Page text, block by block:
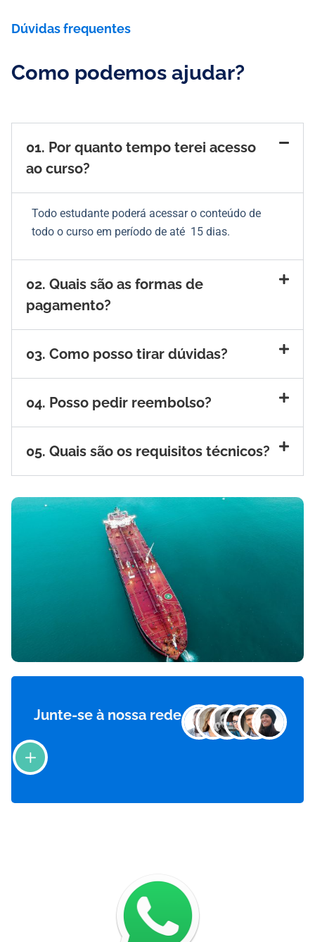
Dúvidas frequentes
Como podemos ajudar?
01. Por quanto tempo terei acesso
ao curso?
Todo estudante poderá acessar o conteúdo de
todo o curso em período de até 15 dias.
02. Quais são as formas de
pagamento?
03. Como posso tirar dúvidas?
04. Posso pedir reembolso?
05. Quais são os requisitos técnicos?
Junte-se à nossa rede